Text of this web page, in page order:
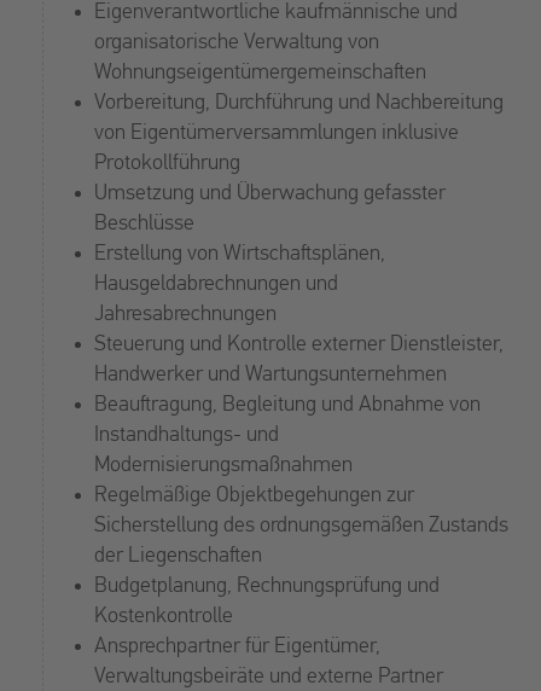
Liegenschaften. Durch effiziente Strukturen und moderne
Verwaltungsprozesse gewährleistet es eine
zukunftsorientierte Betreuung anspruchsvoller
Eigentümergemeinschaften. Zur Erweiterung der Teams
WEG-Verwalter (m/w/d)
Hamburg, Berlin, Düsseldorf, Köln und Frankfurtgesucht.
Sonnbeck GmbH – Ihr Spezialist für Real Estate Jobs
Wir sind eine der führenden Real Estate
Personalberatungen in Deutschland. Unsere Vision? Wir
bringen Real Estate Spezialisten mit den attraktivsten
Arbeitgebern zusammen. Diese verantwortungsvolle
Aufgabe motiviert uns täglich zu Bestleistungen. Mit
einem umfangreichen Netzwerk qualifizierter Real Estate
Spezialisten und der Erfahrung aus zahlreichen
erfolgreichen Vermittlungen besitzen wir die nötige
Expertise, Ihnen den Weg zum neuen Traumjob zu ebnen!
Eigenverantwortliche kaufmännische und
organisatorische Verwaltung von
Wohnungseigentümergemeinschaften
Vorbereitung, Durchführung und Nachbereitung
von Eigentümerversammlungen inklusive
Protokollführung
Umsetzung und Überwachung gefasster
Beschlüsse
Erstellung von Wirtschaftsplänen,
Hausgeldabrechnungen und
Jahresabrechnungen
Steuerung und Kontrolle externer Dienstleister,
Handwerker und Wartungsunternehmen
Beauftragung, Begleitung und Abnahme von
Instandhaltungs- und
Modernisierungsmaßnahmen
Regelmäßige Objektbegehungen zur
Sicherstellung des ordnungsgemäßen Zustands
der Liegenschaften
Budgetplanung, Rechnungsprüfung und
Kostenkontrolle
Ansprechpartner für Eigentümer,
Verwaltungsbeiräte und externe Partner